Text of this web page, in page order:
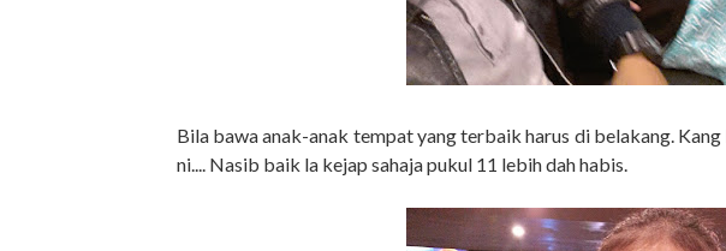
Bila bawa anak-anak tempat yang terbaik harus di belakang.
ni.... Nasib baik la kejap sahaja pukul 11 lebih dah habis.